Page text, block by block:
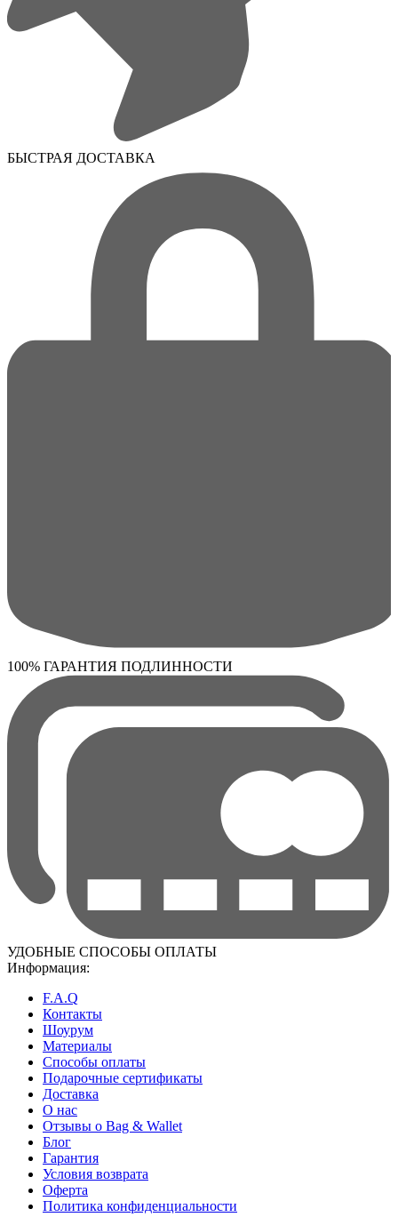
БЫСТРАЯ ДОСТАВКА
100% ГАРАНТИЯ ПОДЛИННОСТИ
УДОБНЫЕ СПОСОБЫ ОПЛАТЫ
Информация:
F.A.Q
Контакты
Шоурум
Материалы
Способы оплаты
Подарочные сертификаты
Доставка
О нас
Отзывы о Bag & Wallet
Блог
Гарантия
Условия возврата
Оферта
Политика конфиденциальности